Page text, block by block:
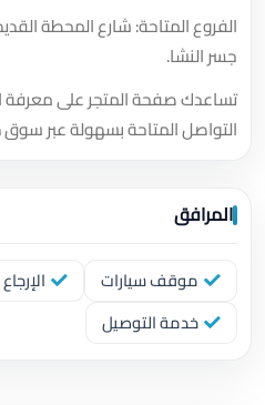
الفروع المتاحة: شارع المحطة
جسر النشا.
تساعدك صفحة المتجر على معرفة
التواصل المتاحة بسهولة عبر سوق
المرافق
موقف سيارات
خدمة التوصيل